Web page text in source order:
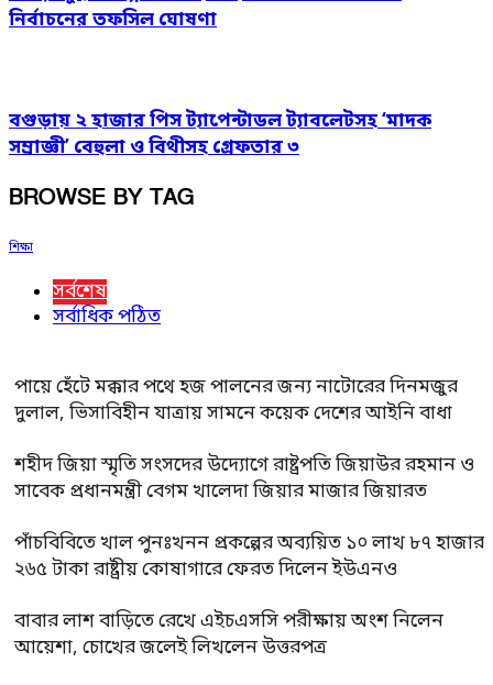
নির্বাচনের তফসিল ঘোষণা
বগুড়ায় ২ হাজার পিস ট্যাপেন্টাডল ট্যাবলেটসহ ‘মাদক
সম্রাজ্ঞী’ বেহুলা ও বিথীসহ গ্রেফতার ৩
BROWSE BY TAG
শিক্ষা
সর্বশেষ
সর্বাধিক পঠিত
পায়ে হেঁটে মক্কার পথে হজ পালনের জন্য নাটোরের দিনমজুর
দুলাল, ভিসাবিহীন যাত্রায় সামনে কয়েক দেশের আইনি বাধা
শহীদ জিয়া স্মৃতি সংসদের উদ্যোগে রাষ্ট্রপতি জিয়াউর রহমান ও
সাবেক প্রধানমন্ত্রী বেগম খালেদা জিয়ার মাজার জিয়ারত
পাঁচবিবিতে খাল পুনঃখনন প্রকল্পের অব্যয়িত ১০ লাখ ৮৭ হাজার
২৬৫ টাকা রাষ্ট্রীয় কোষাগারে ফেরত দিলেন ইউএনও
বাবার লাশ বাড়িতে রেখে এইচএসসি পরীক্ষায় অংশ নিলেন
আয়েশা, চোখের জলেই লিখলেন উত্তরপত্র